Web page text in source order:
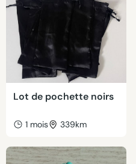
Lot de pochette noirs
1 mois 339km